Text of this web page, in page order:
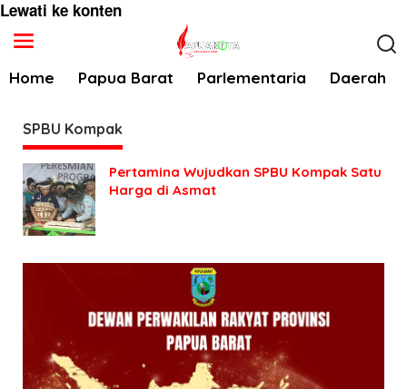
Lewati ke konten
Home Papua Barat Parlementaria Daerah
SPBU Kompak
Pertamina Wujudkan SPBU Kompak Satu
Harga di Asmat